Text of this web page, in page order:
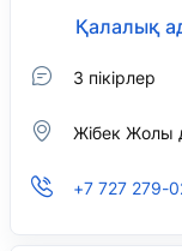
Қалалық
3 пікірлер
Жібек Жолы
+7 727 279-